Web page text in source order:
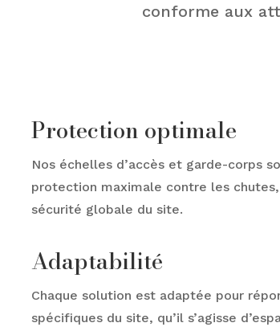
conforme aux
Protection optimale
Nos échelles d’accès et garde-corps
protection maximale contre les
sécurité globale du site.
Adaptabilité
Chaque solution est adaptée pour
spécifiques du site, qu’il s’agisse